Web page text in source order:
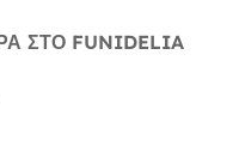
ΣΤΟ FUNIDELIA